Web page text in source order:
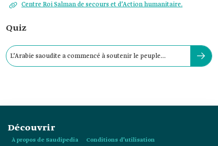
Centre Roi Salman de secours et d’Action humanitaire.
Quiz
L’Arabie saoudite a commencé à soutenir le peuple
Découvrir
À propos de Saudipedia Conditions d’utilisation